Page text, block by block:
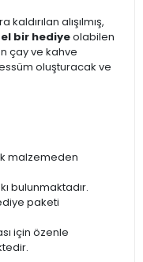
alışılmış,
bir hediyeolabilen
çay ve kahve
oluşturacak ve
malzemeden
bulunmaktadır.
paketi
için özenle